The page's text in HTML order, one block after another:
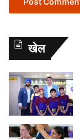
खेल